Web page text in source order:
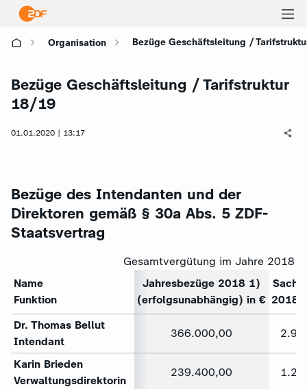
Organisation Bezüge Geschäftsleitung /
Bezüge Geschäftsleitung / Tarifstruktur
18/19
01.01.2020 | 13:17
Bezüge des Intendanten und der
Direktoren gemäß § 30a Abs. 5 ZDF-
Staatsvertrag
Gesamtvergütung im Jahre 2018
Name
Funktion
Jahresbezüge 2018 1)
(erfolgsunabhängig) in € 2018
Dr. Thomas Bellut
Intendant
366.000,00
Karin Brieden
Verwaltungsdirektorin
239.400,00